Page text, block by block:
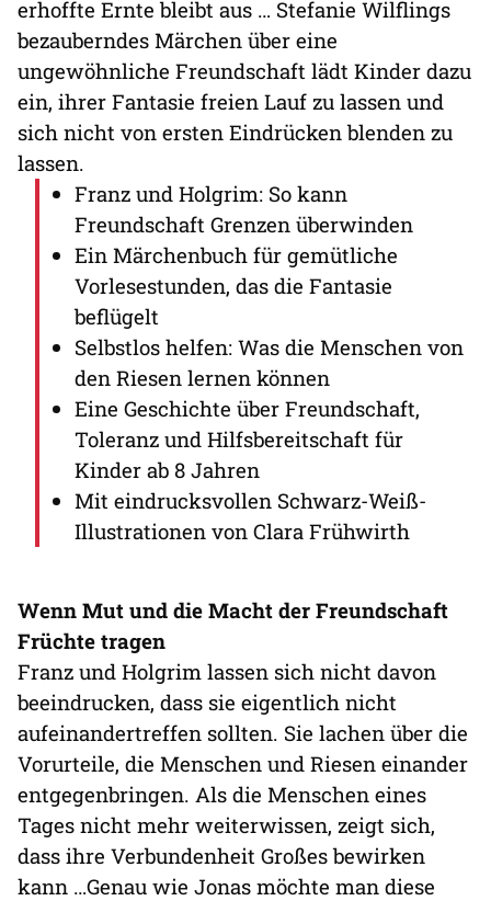
erhoffte Ernte bleibt aus … Stefanie Wilflings
bezauberndes Märchen über eine
ungewöhnliche Freundschaft lädt Kinder dazu
ein, ihrer Fantasie freien Lauf zu lassen und
sich nicht von ersten Eindrücken blenden zu
lassen.
Franz und Holgrim: So kann
Freundschaft Grenzen überwinden
Ein Märchenbuch für gemütliche
Vorlesestunden, das die Fantasie
beflügelt
Selbstlos helfen: Was die Menschen von
den Riesen lernen können
Eine Geschichte über Freundschaft,
Toleranz und Hilfsbereitschaft für
Kinder ab 8 Jahren
Mit eindrucksvollen Schwarz-Weiß-
Illustrationen von Clara Frühwirth
Wenn Mut und die Macht der Freundschaft
Früchte tragen
Franz und Holgrim lassen sich nicht davon
beeindrucken, dass sie eigentlich nicht
aufeinandertreffen sollten. Sie lachen über die
Vorurteile, die Menschen und Riesen einander
entgegenbringen. Als die Menschen eines
Tages nicht mehr weiterwissen, zeigt sich,
dass ihre Verbundenheit Großes bewirken
kann …Genau wie Jonas möchte man diese